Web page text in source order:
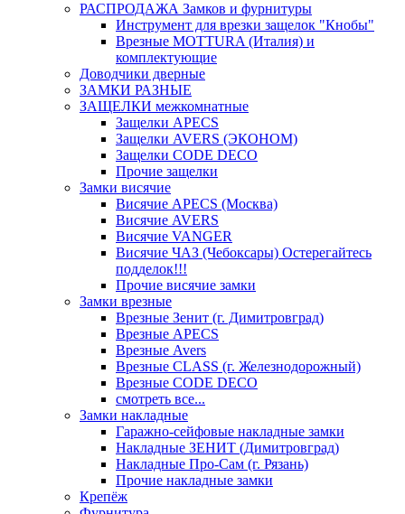
РАСПРОДАЖА Замков и фурнитуры
Инструмент для врезки защелок "Кнобы"
Врезные MOTTURA (Италия) и
комплектующие
Доводчики дверные
ЗАМКИ РАЗНЫЕ
ЗАЩЕЛКИ межкомнатные
Защелки APECS
Защелки AVERS (ЭКОНОМ)
Защелки CODE DECO
Прочие защелки
Замки висячие
Висячие APECS (Москва)
Висячие AVERS
Висячие VANGER
Висячие ЧАЗ (Чебоксары) Остерегайтесь
подделок!!!
Прочие висячие замки
Замки врезные
Врезные Зенит (г. Димитровград)
Врезные APECS
Врезные Avers
Врезные CLASS (г. Железнодорожный)
Врезные CODE DECO
смотреть все...
Замки накладные
Гаражно-сейфовые накладные замки
Накладные ЗЕНИТ (Димитровград)
Накладные Про-Сам (г. Рязань)
Прочие накладные замки
Крепёж